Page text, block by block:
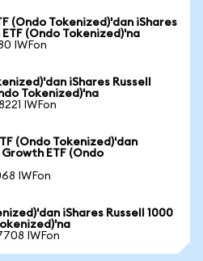
(Ondo Tokenized)'dan iShares
(Ondo Tokenized)'na
IWFon
iShares Russell
Tokenized)'na
IWFon
(Ondo Tokenized)'dan
ETF (Ondo
IWFon
iShares Russell 1000
IWFon